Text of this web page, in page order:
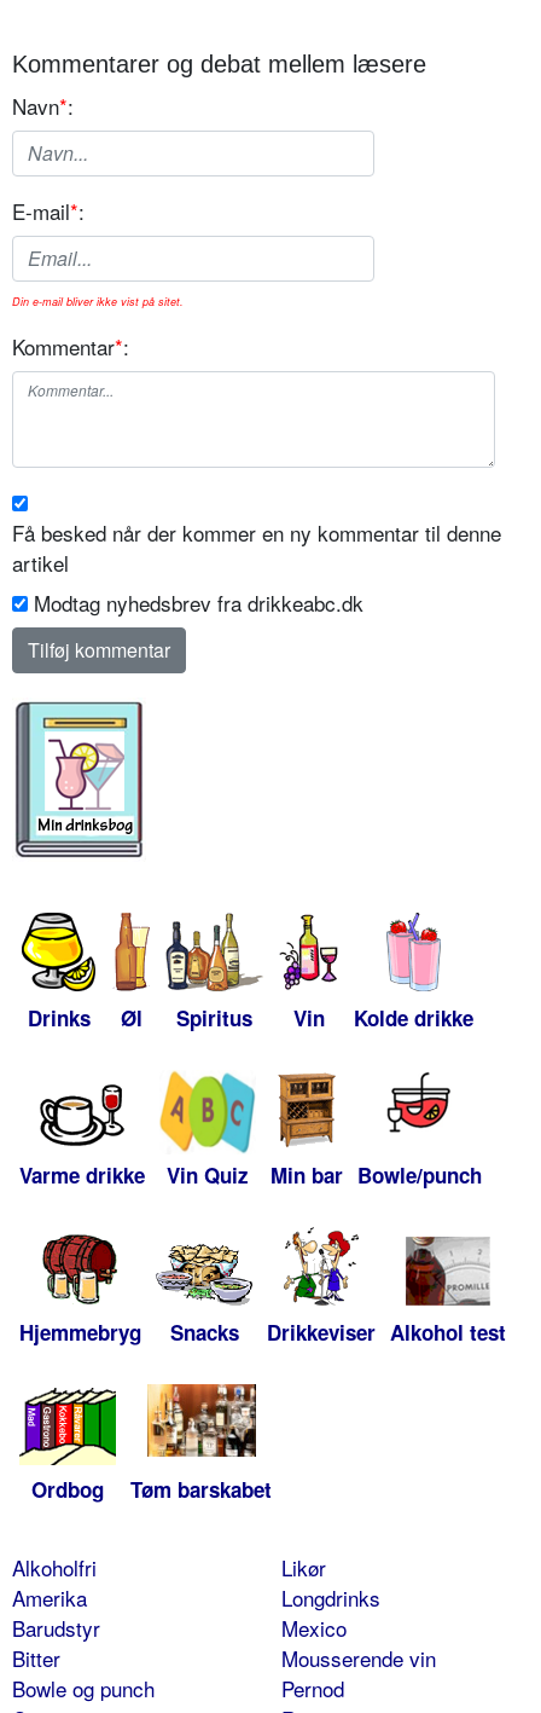
Kommentarer og debat mellem læsere
Navn*:
E-mail*:
Din e-mail bliver ikke vist på sitet.
Kommentar*:
Få besked når der kommer en ny kommentar til denne
artikel
Modtag nyhedsbrev fra drikkeabc.dk
Drinks Øl Spiritus Vin Kolde drikke
Varme drikke Vin Quiz Min bar Bowle/punch
Hjemmebryg Snacks Drikkeviser Alkohol test
Ordbog Tøm barskabet
Alkoholfri
Amerika
Barudstyr
Bitter
Bowle og punch
Likør
Longdrinks
Mexico
Mousserende vin
Pernod